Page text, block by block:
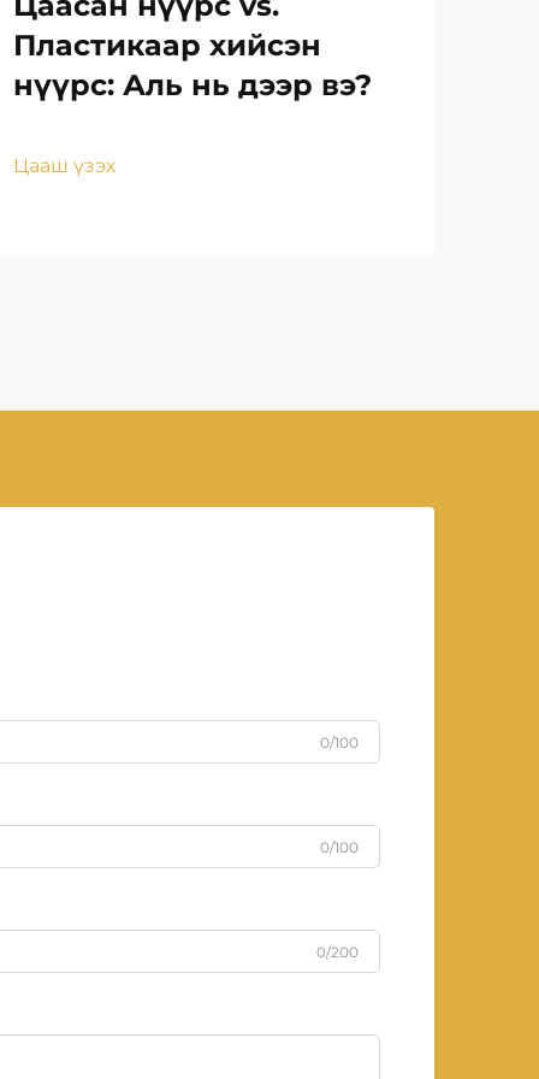
Пластикаар хийсэн
нүүрс: Аль нь дээр вэ?
Цааш үзэх
0/100
0/100
0/200